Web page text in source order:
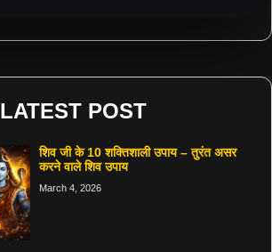
LATEST POST
शिव जी के 10 शक्तिशाली उपाय – तुरंत असर
करने वाले शिव उपाय
March 4, 2026